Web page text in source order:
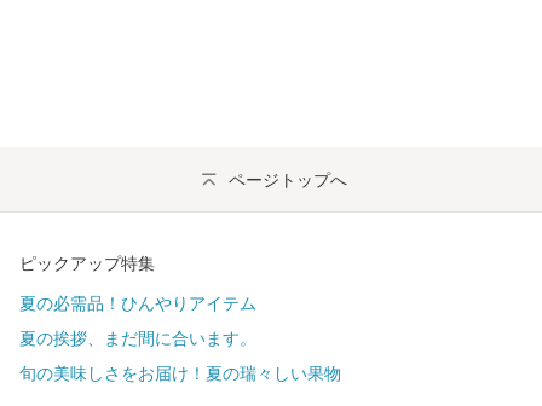
ページトップへ
ピックアップ特集
夏の必需品！ひんやりアイテム
夏の挨拶、まだ間に合います。
旬の美味しさをお届け！夏の瑞々しい果物